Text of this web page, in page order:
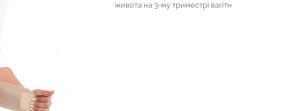
живота на 3-му триместрі вагітн